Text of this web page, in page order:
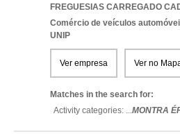
FREGUESIAS CARREGADO
Comércio de veículos
UNIP
Ver empresa Ver no
Matches in the search for:
Activity categories: ...MONTRA